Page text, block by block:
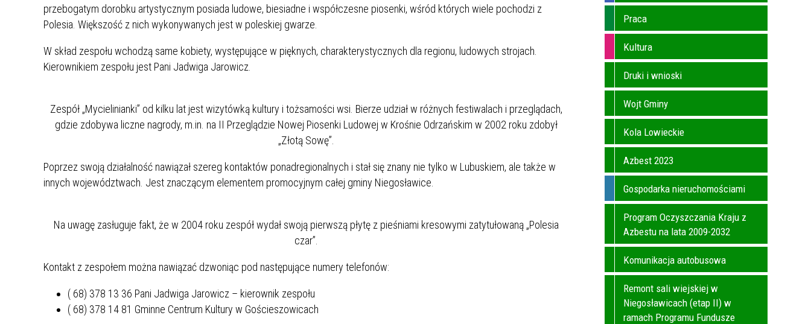
Rok 2022
Rok 2020
przebogatym dorobku artystycznym posiada ludowe, biesiadne i współczesne piosenki, wśród których wiele pochodzi z
Polesia. Większość z nich wykonywanych jest w poleskiej gwarze.
W skład zespołu wchodzą same kobiety, występujące w pięknych, charakterystycznych dla regionu, ludowych strojach.
Kierownikiem zespołu jest Pani Jadwiga Jarowicz.
Zespół „Mycielinianki” od kilku lat jest wizytówką kultury i tożsamości wsi. Bierze udział w różnych festiwalach i przeglądach,
gdzie zdobywa liczne nagrody, m.in. na II Przeglądzie Nowej Piosenki Ludowej w Krośnie Odrzańskim w 2002 roku zdobył
„Złotą Sowę”.
Poprzez swoją działalność nawiązał szereg kontaktów ponadregionalnych i stał się znany nie tylko w Lubuskiem, ale także w
innych województwach. Jest znaczącym elementem promocyjnym całej gminy Niegosławice.
Na uwagę zasługuje fakt, że w 2004 roku zespół wydał swoją pierwszą płytę z pieśniami kresowymi zatytułowaną „Polesia
czar”.
Kontakt z zespołem można nawiązać dzwoniąc pod następujące numery telefonów:
( 68) 378 13 36 Pani Jadwiga Jarowicz – kierownik zespołu
( 68) 378 14 81 Gminne Centrum Kultury w Gościeszowicach
Praca
Kultura
Druki i wnioski
Wojt Gminy
Kola Lowieckie
Azbest 2023
Gospodarka nieruchomościami
Program Oczyszczania Kraju z
Azbestu na lata 2009-2032
Komunikacja autobusowa
Remont sali wiejskiej w
Niegosławicach (etap II) w
ramach Programu Fundusze